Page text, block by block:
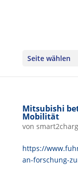
Seite wählen
Mitsubishi
Mobilität
von
https://
an-forschung-